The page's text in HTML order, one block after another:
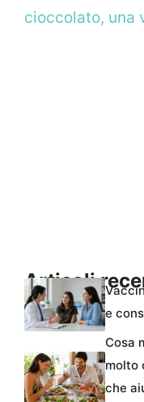
cioccolato, una
Articoli
e
Cosa
molto
che